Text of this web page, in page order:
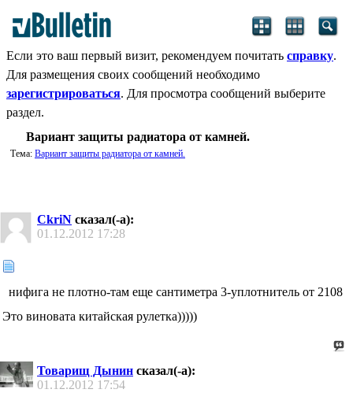
Если это ваш первый визит, рекомендуем почитать справку.
Для размещения своих сообщений необходимо
зарегистрироваться. Для просмотра сообщений выберите
раздел.
Вариант защиты радиатора от камней.
Тема: Вариант защиты радиатора от камней.
CkriN сказал(-а):
01.12.2012 17:28
нифига не плотно-там еще сантиметра 3-уплотнитель от 2108
Это виновата китайская рулетка)))))
Товарищ Дынин сказал(-а):
01.12.2012 17:54